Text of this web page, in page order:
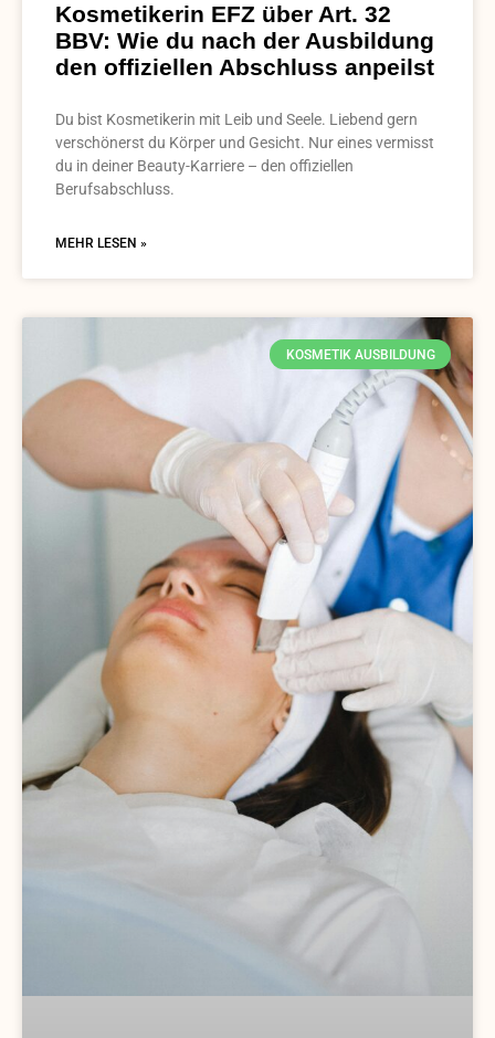
Kosmetikerin EFZ über Art. 32
BBV: Wie du nach der Ausbildung
den offiziellen Abschluss anpeilst
Du bist Kosmetikerin mit Leib und Seele. Liebend gern
verschönerst du Körper und Gesicht. Nur eines vermisst
du in deiner Beauty-Karriere – den offiziellen
Berufsabschluss.
MEHR LESEN »
KOSMETIK AUSBILDUNG